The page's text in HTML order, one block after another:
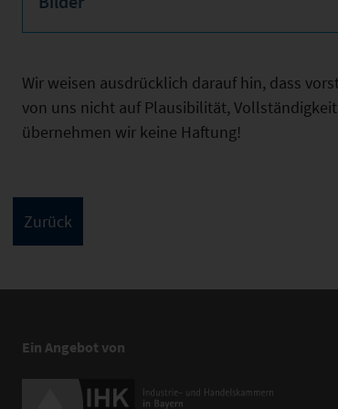
Wir weisen ausdrücklich darauf hin, dass
von uns nicht auf Plausibilität,
übernehmen wir keine Haftung!
Ein Angebot von